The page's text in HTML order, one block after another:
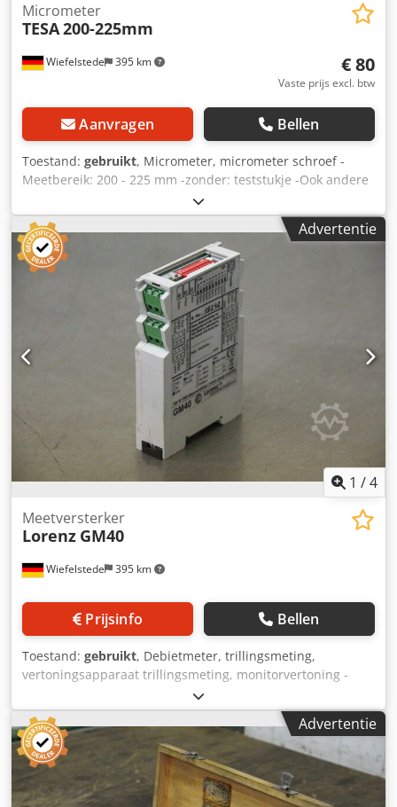
Wiefelstede 395 km
Micrometer
TESA200-225mm
€ 80
Vaste prijs excl. btw
Aanvragen Bellen
Toestand: gebruikt, Micrometer, micrometer schroef -
Meetbereik: 200 - 225 mm -zonder: teststukje -Ook andere
maten: beschikbaar -gewicht: 1,4 kg Cedpfsdz Smfjx Adpjrf
Advertentie
1 /4
Wiefelstede 395 km
Meetversterker
Lorenz GM40
Prijsinfo Bellen
Toestand: gebruikt, Debietmeter, trillingsmeting,
vertoningsapparaat trillingsmeting, monitorvertoning -
Fabrikant: Lorenz, meetversterker -Type: GM40 Crsdsf
Tdtrepfx Adpof -Prijs: per stuk -Aantal: 5 stuk -Afmetingen:
75/20/H110 mm -Gewicht: 0,1 kg/stuk
Advertentie